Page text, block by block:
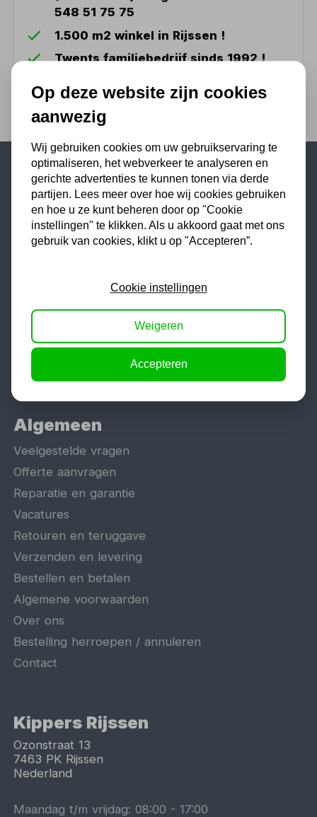
548 51 75 75
1.500 m2 winkel in Rijssen !
Twents familiebedrijf sinds 1992 !
Populaire categorieën
Werkplaatsinrichting
Lasapparaat
Schaarlift
Algemeen
Veelgestelde vragen
Offerte aanvragen
Reparatie en garantie
Vacatures
Retouren en teruggave
Verzenden en levering
Bestellen en betalen
Algemene voorwaarden
Over ons
Bestelling herroepen / annuleren
Contact
Kippers Rijssen
Ozonstraat 13
7463 PK Rijssen
Nederland
Maandag t/m vrijdag:08:00 -17:00
Op deze website zijn cookies
aanwezig
Wij gebruiken cookies om uw gebruikservaring te
optimaliseren, het webverkeer te analyseren en
gerichte advertenties te kunnen tonen via derde
partijen. Lees meer over hoe wij cookies gebruiken
en hoe u ze kunt beheren door op "Cookie
instellingen" te klikken. Als u akkoord gaat met ons
gebruik van cookies, klikt u op "Accepteren”.
Cookie instellingen
Weigeren
Accepteren